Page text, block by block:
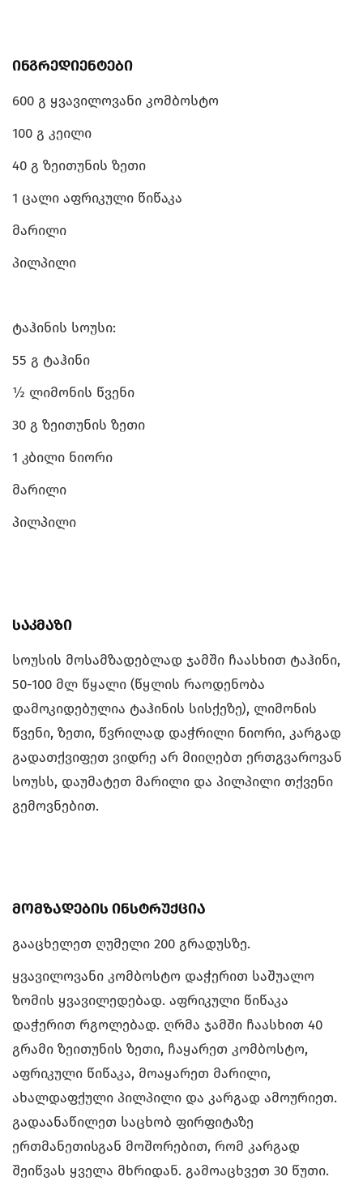
ინგრედიენტები
600 გ ყვავილოვანი კომბოსტო
100 გ კეილი
40 გ ზეითუნის ზეთი
1 ცალი აფრიკული წიწაკა
მარილი
პილპილი
ტაჰინის სოუსი:
55 გ ტაჰინი
½ ლიმონის წვენი
30 გ ზეითუნის ზეთი
1 კბილი ნიორი
მარილი
პილპილი
საკმაზი
სოუსის მოსამზადებლად ჯამში ჩაასხით ტაჰინი,
50-100 მლ წყალი (წყლის რაოდენობა
დამოკიდებულია ტაჰინის სისქეზე), ლიმონის
წვენი, ზეთი, წვრილად დაჭრილი ნიორი, კარგად
გადათქვიფეთ ვიდრე არ მიიღებთ ერთგვაროვან
სოუსს, დაუმატეთ მარილი და პილპილი თქვენი
გემოვნებით.
მომზადების ინსტრუქცია
გააცხელეთ ღუმელი 200 გრადუსზე.
ყვავილოვანი კომბოსტო დაჭერით საშუალო
ზომის ყვავილედებად. აფრიკული წიწაკა
დაჭერით რგოლებად. ღრმა ჯამში ჩაასხით 40
გრამი ზეითუნის ზეთი, ჩაყარეთ კომბოსტო,
აფრიკული წიწაკა, მოაყარეთ მარილი,
ახალდაფქული პილპილი და კარგად ამოურიეთ.
გადაანაწილეთ საცხობ ფირფიტაზე
ერთმანეთისგან მოშორებით, რომ კარგად
შეიწვას ყველა მხრიდან. გამოაცხვეთ 30 წუთი.